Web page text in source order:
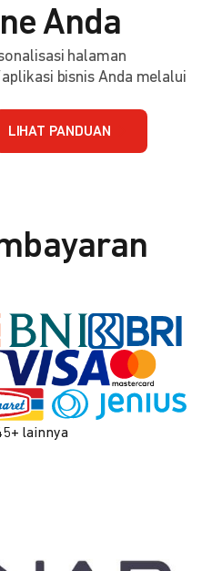
Anda
halaman
bisnis Anda melalui
LIHAT PANDUAN
lainnya